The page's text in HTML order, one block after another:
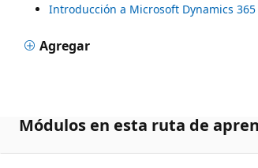
Introducción a Microsoft Dynamics
Agregar
Módulos en esta ruta de